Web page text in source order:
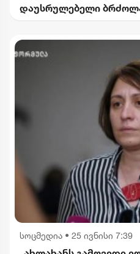
დაუსრულებელი
სოცმედია • 25 ივნისი 7:39